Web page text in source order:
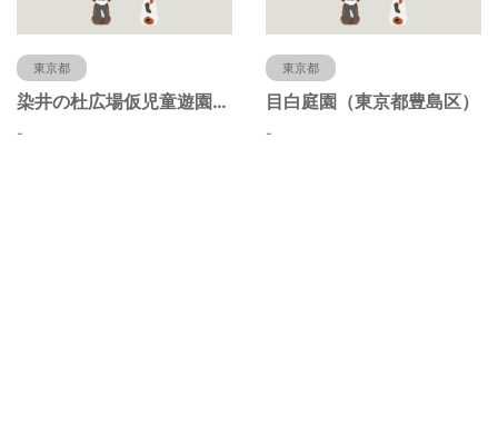
東京都
染井の杜広場仮児童遊園（東京都豊島区）
-
東京都
目白庭園（東京都豊島区）
-